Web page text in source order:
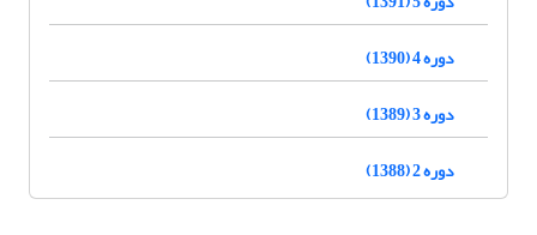
دوره 4 (1390)
دوره 3 (1389)
دوره 2 (1388)